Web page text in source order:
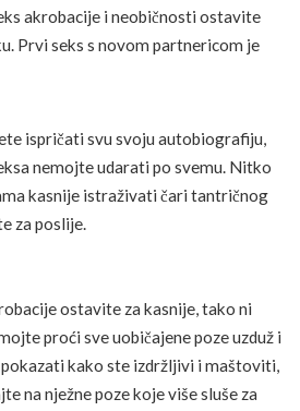
akrobacije i neobičnosti ostavite
Prvi seks s novom partnericom je
ispričati svu svoju autobiografiju,
nemojte udarati po svemu. Nitko
kasnije istraživati čari tantričnog
za poslije.
ostavite za kasnije, tako ni
proći sve uobičajene poze uzduž i
kako ste izdržljivi i maštoviti,
na nježne poze koje više sluše za